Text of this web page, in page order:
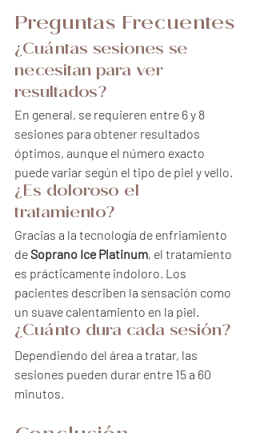
Preguntas Frecuentes
¿Cuántas sesiones se
necesitan para ver
resultados?
En general, se requieren entre 6 y 8
sesiones para obtener resultados
óptimos, aunque el número exacto
puede variar según el tipo de piel y vello.
¿Es doloroso el
tratamiento?
Gracias a la tecnología de enfriamiento
de Soprano Ice Platinum, el tratamiento
es prácticamente indoloro. Los
pacientes describen la sensación como
un suave calentamiento en la piel.
¿Cuánto dura cada sesión?
Dependiendo del área a tratar, las
sesiones pueden durar entre 15 a 60
minutos.